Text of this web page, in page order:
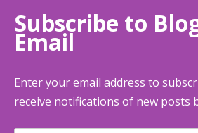
Subscribe to
Email
Enter your email address to
receive notifications of new posts